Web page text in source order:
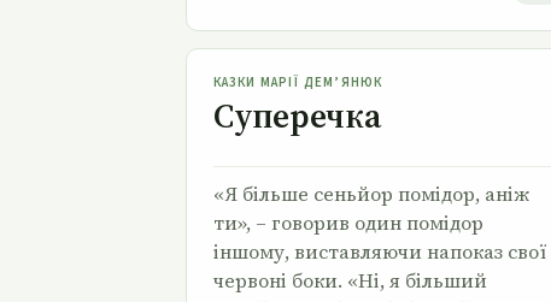
Суперечка
КАЗКИ МАРІЇ ДЕМ’ЯНЮК
Суперечка
«Я більше сеньйор помідор, аніж
ти», – говорив один помідор
іншому, виставляючи напоказ свої
червоні боки. «Ні, я більший